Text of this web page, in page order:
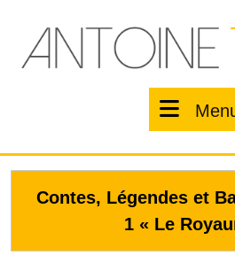
content
Contes, Légendes et
1 « Le